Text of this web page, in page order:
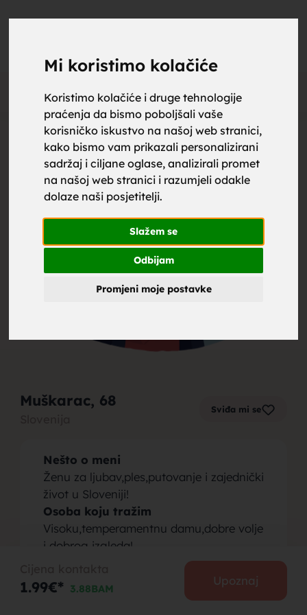
Mi koristimo kolačiće
Koristimo kolačiće i druge tehnologije
praćenja da bismo poboljšali vaše
korisničko iskustvo na našoj web stranici,
kako bismo vam prikazali personalizirani
sadržaj i ciljane oglase, analizirali promet
na našoj web stranici i razumjeli odakle
dolaze naši posjetitelji.
Slažem se
Odbijam
Promjeni moje postavke
Oglas
Muškarac, 68 Sviđa mi se
Nešto o meni
Ženu za ljubav,ples,putovanje i zajednički
život u Sloveniji!
Osoba koju tražim
Visoku,temperamentnu damu,dobre volje
i dobrog izgleda!
1.99€* 3.88BAM
Upoznaj
upoznaj
za brak,
zene za
brak,
muskarci
za brak,